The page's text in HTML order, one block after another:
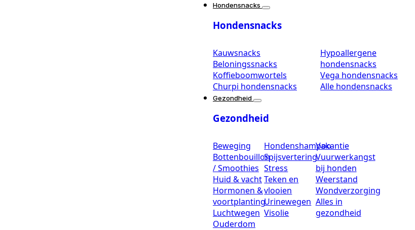
Hondensnacks
Hondensnacks
Kauwsnacks
Beloningssnacks
Koffieboomwortels
Churpi hondensnacks
Hypoallergene
hondensnacks
Vega hondensnacks
Alle hondensnacks
Gezondheid
Gezondheid
Beweging
Bottenbouillon
/ Smoothies
Huid & vacht
Hormonen &
voortplanting
Luchtwegen
Ouderdom
Hondenshampoo
Spijsvertering
Stress
Teken en
vlooien
Urinewegen
Visolie
Vakantie
Vuurwerkangst
bij honden
Weerstand
Wondverzorging
Alles in
gezondheid